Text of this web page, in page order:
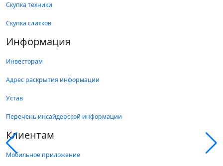
Скупка техники
Скупка слитков
Информация
Инвесторам
Адрес раскрытия информации
Устав
Перечень инсайдерской информации
Клиентам
Мобильное приложение